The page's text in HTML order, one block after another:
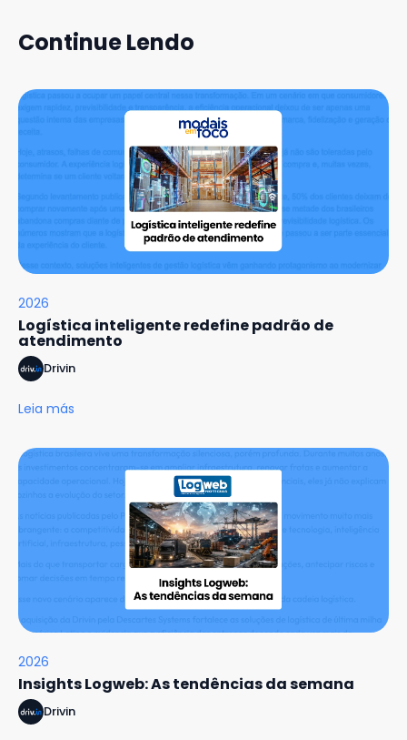
Continue Lendo
2026
Logística inteligente redefine padrão de
atendimento
Drivin
Leia más
2026
Insights Logweb: As tendências da semana
Drivin